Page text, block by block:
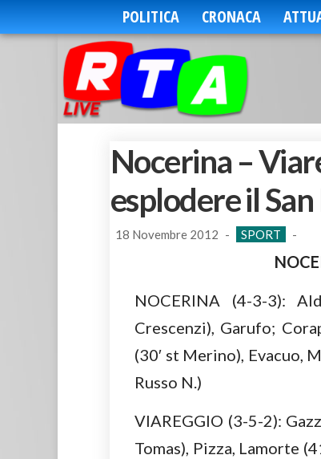
POLITICA CRONACA
Nocerina –
esplodere il
18 Novembre 2012 - SPORT -
NOCERINA (4-3-3):
Crescenzi), Garufo;
(30′ st Merino), Evacuo,
Russo N.)
VIAREGGIO (3-5-2):
Tomas), Pizza, Lamorte